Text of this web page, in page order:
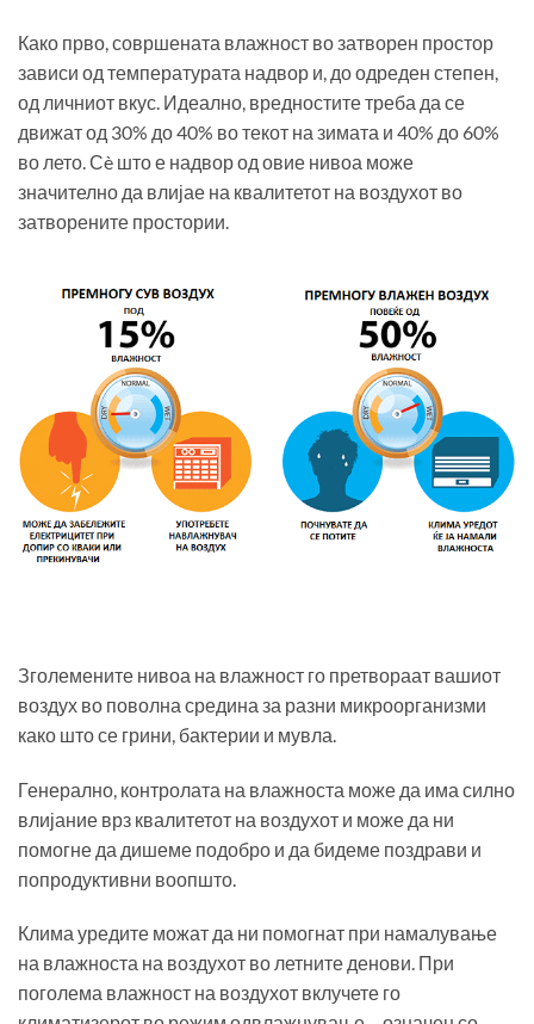
Како прво, совршената влажност во затворен простор
зависи од температурата надвор и, до одреден степен,
од личниот вкус. Идеално, вредностите треба да се
движат од 30% до 40% во текот на зимата и 40% до 60%
во лето. Сè што е надвор од овие нивоа може
значително да влијае на квалитетот на воздухот во
затворените простории.
Зголемените нивоа на влажност го претвораат вашиот
воздух во поволна средина за разни микроорганизми
како што се грини, бактерии и мувла.
Генерално, контролата на влажноста може да има силно
влијание врз квалитетот на воздухот и може да ни
помогне да дишеме подобро и да бидеме поздрави и
попродуктивни воопшто.
Клима уредите можат да ни помогнат при намалување
на влажноста на воздухот во летните денови. При
поголема влажност на воздухот вклучете го